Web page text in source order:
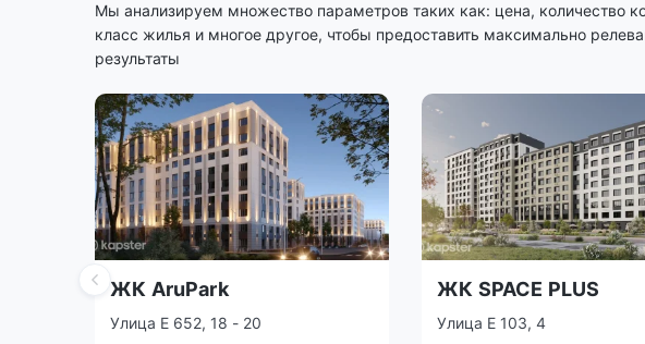
Мы анализируем множество параметров таких как: цена, количество
класс жилья и многое другое, чтобы предоставить максимально
результаты
ЖК AruPark
Улица Е 652, 18 - 20
ЖК SPACE PLUS
Улица Е 103, 4